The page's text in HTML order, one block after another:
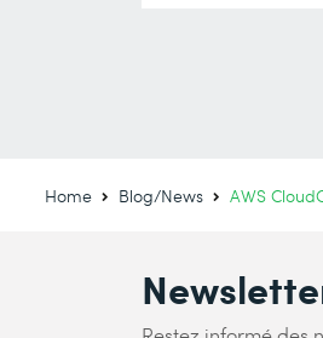
Home Blog/News AWS